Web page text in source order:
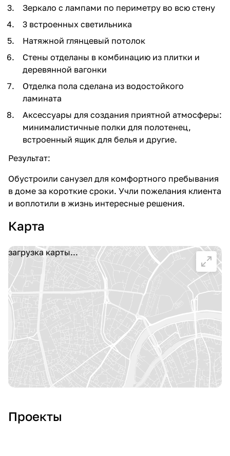
Зеркало с лампами по периметру во всю стену
3 встроенных светильника
Натяжной глянцевый потолок
Стены отделаны в комбинацию из плитки и
деревянной вагонки
Отделка пола сделана из водостойкого
ламината
Аксессуары для создания приятной атмосферы:
минималистичные полки для полотенец,
встроенный ящик для белья и другие.
Результат:
Обустроили санузел для комфортного пребывания
в доме за короткие сроки. Учли пожелания клиента
и воплотили в жизнь интересные решения.
Карта
загрузка карты...
Проекты